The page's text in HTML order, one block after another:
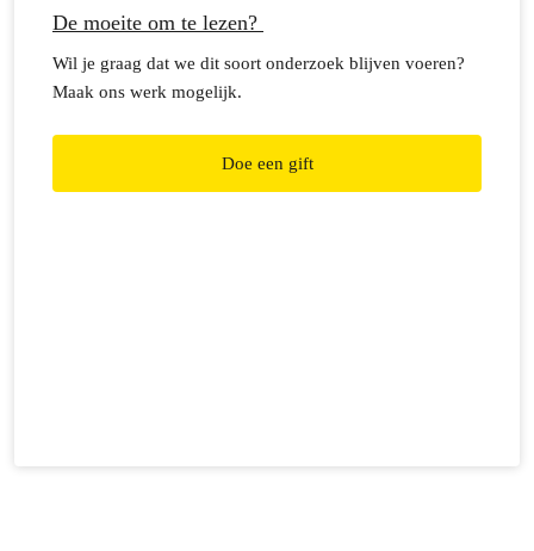
De moeite om te lezen?
Wil je graag dat we dit soort onderzoek blijven voeren?
Maak ons werk mogelijk.
Doe een gift